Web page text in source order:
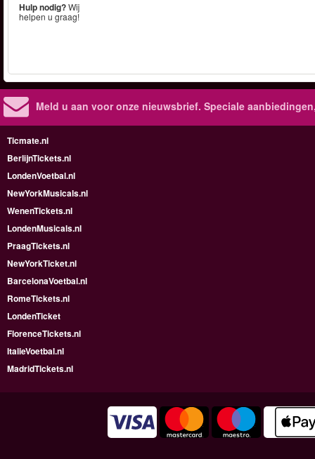
Hulp nodig?Wij
helpen u graag!
Meld u aan voor onze nieuwsbrief. Speciale
Ticmate.nl
BerlijnTickets.nl
LondenVoetbal.nl
NewYorkMusicals.nl
WenenTickets.nl
LondenMusicals.nl
PraagTickets.nl
NewYorkTicket.nl
BarcelonaVoetbal.nl
RomeTickets.nl
LondenTicket
FlorenceTickets.nl
ItalieVoetbal.nl
MadridTickets.nl